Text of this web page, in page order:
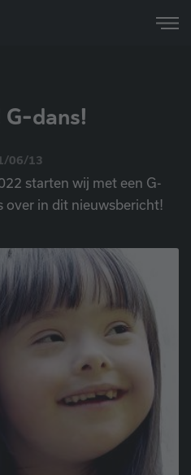
dans!
06/13
starten wij met een G-
over in dit nieuwsbericht!